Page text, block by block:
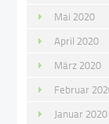
Mai 2020
April 2020
März 2020
Februar
Januar 2020